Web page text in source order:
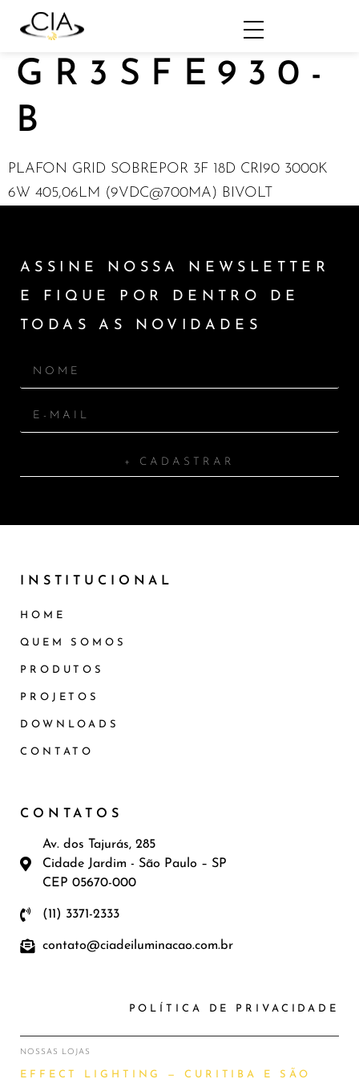
GR3SFE930-
B
PLAFON GRID SOBREPOR 3F 18D CRI90 3000K
6W 405,06LM (9VDC@700MA) BIVOLT
ASSINE NOSSA NEWSLETTER
E FIQUE POR DENTRO DE
TODAS AS NOVIDADES
+ CADASTRAR
INSTITUCIONAL
HOME
QUEM SOMOS
PRODUTOS
PROJETOS
DOWNLOADS
CONTATO
CONTATOS
Av. dos Tajurás, 285
Cidade Jardim - São Paulo – SP
CEP 05670-000
(11) 3371-2333
contato@ciadeiluminacao.com.br
POLÍTICA DE PRIVACIDADE
NOSSAS LOJAS
EFFECT LIGHTING — CURITIBA E SÃO